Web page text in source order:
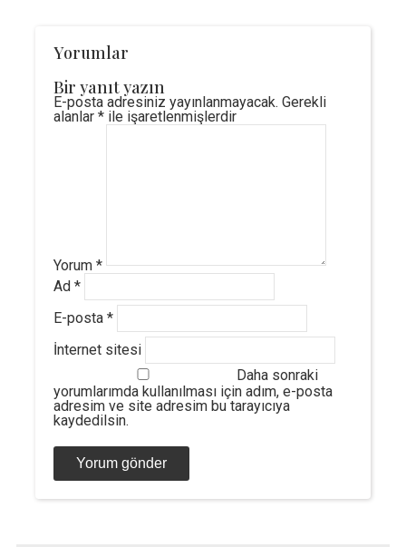
Yorumlar
Bir yanıt yazın
E-posta adresiniz yayınlanmayacak. Gerekli
alanlar *ile işaretlenmişlerdir
Yorum *
Ad *
E-posta *
İnternet sitesi
Daha sonraki
yorumlarımda kullanılması için adım, e-posta
adresim ve site adresim bu tarayıcıya
kaydedilsin.